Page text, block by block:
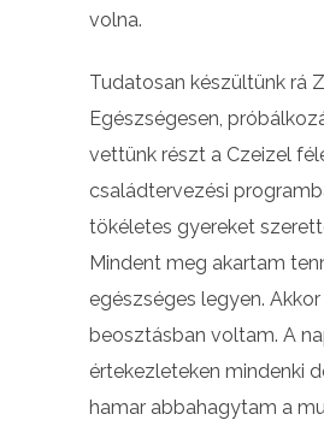
volna.
Tudatosan készültünk rá
Egészségesen,
vettünk részt a Czeizel
családtervezési
tökéletes gyereket
Mindent meg akartam
egészséges legyen.
beosztásban voltam. A
értekezleteken mindenki
hamar abbahagytam a